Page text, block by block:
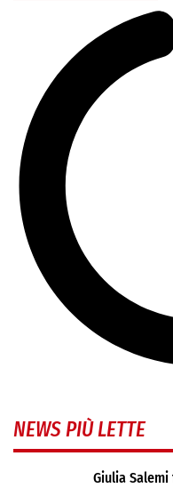
NEWS PIÙ LETTE
Giulia